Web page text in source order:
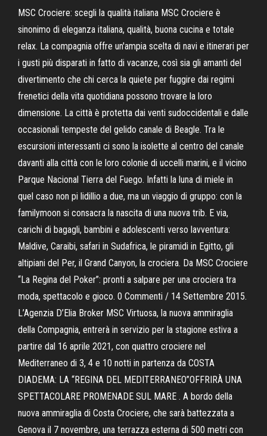
MSC Crociere: scegli la qualità italiana MSC Crociere è
sinonimo di eleganza italiana, qualità, buona cucina e totale
relax. La compagnia offre un'ampia scelta di navi e itinerari per
i gusti più disparati in fatto di vacanze, così sia gli amanti del
divertimento che chi cerca la quiete per fuggire dai regimi
frenetici della vita quotidiana possono trovare la loro
dimensione. La città è protetta dai venti sudoccidentali e dalle
occasionali tempeste del gelido canale di Beagle. Tra le
escursioni interessanti ci sono la isolette al centro del canale
davanti alla città con le loro colonie di uccelli marini, e il vicino
Parque Nacional Tierra del Fuego. Infatti la luna di miele in
quel caso non pi lidillio a due, ma un viaggio di gruppo: con la
familymoon si consacra la nascita di una nuova trib. E via,
carichi di bagagli, bambini e adolescenti verso lavventura:
Maldive, Caraibi, safari in Sudafrica, le piramidi in Egitto, gli
altipiani del Per, il Grand Canyon, la crociera. Da MSC Crociere
“La Regina del Poker”: pronti a salpare per una crociera tra
moda, spettacolo e gioco. 0 Commenti / 14 Settembre 2015.
L’Agenzia D’Elia Broker MSC Virtuosa, la nuova ammiraglia
della Compagnia, entrerà in servizio per la stagione estiva a
partire dal 16 aprile 2021, con quattro crociere nel
Mediterraneo di 3, 4 e 10 notti in partenza da COSTA
DIADEMA: LA “REGINA DEL MEDITERRANEO”OFFRIRÀ UNA
SPETTACOLARE PROMENADE SUL MARE . A bordo della
nuova ammiraglia di Costa Crociere, che sarà battezzata a
Genova il 7 novembre, una terrazza esterna di 500 metri con